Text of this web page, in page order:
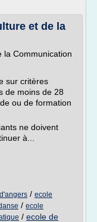
et de la
la Communication
sur critères
de moins de 28
ou de formation
ne doivent
à...
/ ecole
/ ecole
/ ecole de